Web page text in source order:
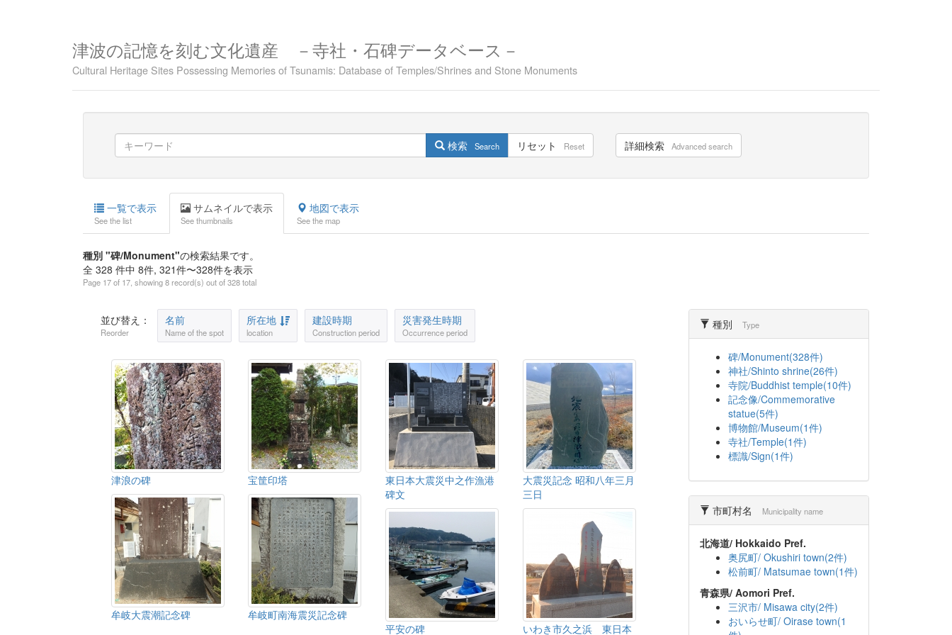
津波の記憶を刻む文化遺産 －寺社・石碑データベース－
Cultural Heritage Sites Possessing Memories of Tsunamis: Database of Temples/Shrines and Stone Monuments
検索 Search リセット Reset 詳細検索 Advanced search
一覧で表示
See the list
サムネイルで表示
See thumbnails
地図で表示
See the map
種別 "碑/Monument"の検索結果です。
全 328 件中 8件, 321件〜328件を表示
Page 17 of 17, showing 8 record(s) out of 328 total
並び替え：
Reorder
名前
Name of the spot
所在地
location
建設時期
Construction period
災害発生時期
Occurrence period
津浪の碑 宝筐印塔
東日本大震災中之作漁港
碑文
大震災記念 昭和八年三月
三日
牟岐大震潮記念碑
牟岐町南海震災記念碑
平安の碑
いわき市久之浜 東日本
種別 Type
碑/Monument(328件)
神社/Shinto shrine(26件)
寺院/Buddhist temple(10件)
記念像/Commemorative
statue(5件)
博物館/Museum(1件)
寺社/Temple(1件)
標識/Sign(1件)
市町村名 Municipality name
北海道/ Hokkaido Pref.
奥尻町/ Okushiri town(2件)
松前町/ Matsumae town(1件)
青森県/ Aomori Pref.
三沢市/ Misawa city(2件)
おいらせ町/ Oirase town(1